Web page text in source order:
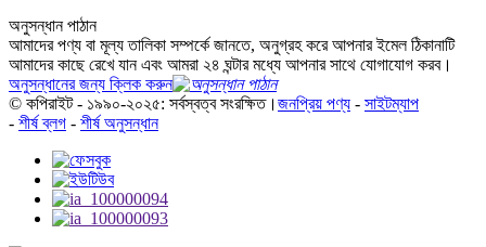
অনুসন্ধান পাঠান
আমাদের পণ্য বা মূল্য তালিকা সম্পর্কে জানতে, অনুগ্রহ করে আপনার ইমেল ঠিকানাটি
আমাদের কাছে রেখে যান এবং আমরা ২৪ ঘন্টার মধ্যে আপনার সাথে যোগাযোগ করব।
অনুসন্ধানের জন্য ক্লিক করুন
© কপিরাইট - ১৯৯০-২০২৫: সর্বস্বত্ব সংরক্ষিত। জনপ্রিয় পণ্য - সাইটম্যাপ
- শীর্ষ ব্লগ - শীর্ষ অনুসন্ধান